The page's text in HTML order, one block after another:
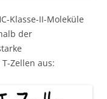
Klasse-II-Moleküle
der
Zellen aus: